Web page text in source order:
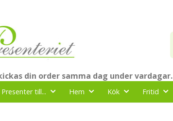
din order samma dag under vardagar.
Presenter till... Hem Kök Fritid